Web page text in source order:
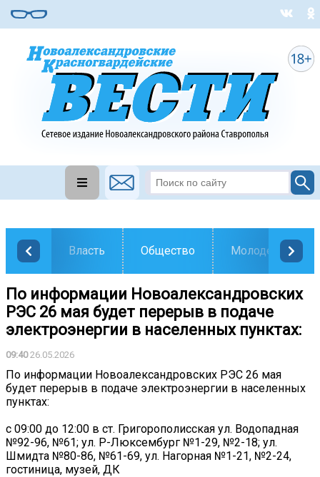
Власть Общество Молодежь
По информации Новоалександровских
РЭС 26 мая будет перерыв в подаче
электроэнергии в населенных пунктах:
09:4026.05.2026
По информации Новоалександровских РЭС 26 мая
будет перерыв в подаче электроэнергии в населенных
пунктах:
с 09:00 до 12:00 в ст. Григорополисская ул. Водопадная
№92-96, №61; ул. Р-Люксембург №1-29, №2-18; ул.
Шмидта №80-86, №61-69, ул. Нагорная №1-21, №2-24,
гостиница, музей, ДК